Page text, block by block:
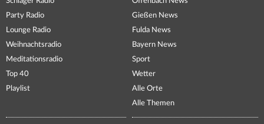
Party Radio
Lounge Radio
Weihnachtsradio
Meditationsradio
Top 40
Playlist
Gießen News
Fulda News
Bayern News
Sport
Wetter
Alle Orte
Alle Themen